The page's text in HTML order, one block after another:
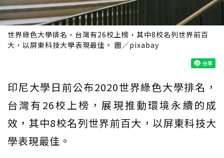
世界綠色大學排名，台灣有26校上榜，其中8校名列世界前百
大，以屏東科技大學表現最佳。 圖／pixabay
印尼大學日前公布2020世界綠色大學排名，
台灣有26校上榜，展現推動環境永續的成
效，其中8校名列世界前百大，以屏東科技大
學表現最佳。